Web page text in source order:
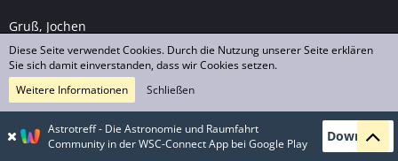
Gruß, Jochen
1 1
FRANK21
zur Zeit deaktiviert
Astrotreff - Die Astronomie und Raumfahrt
Community in der WSC-Connect App bei Google Play
Download
Diese Seite verwendet Cookies. Durch die Nutzung unserer Seite erklären
Sie sich damit einverstanden, dass wir Cookies setzen.
Weitere Informationen
Schließen